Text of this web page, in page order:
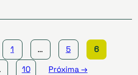
1 … 5
6
10 Próxima →